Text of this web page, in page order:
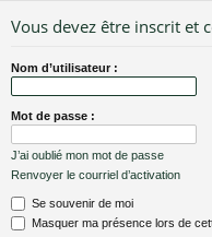
s
Vous devez être inscrit et
Nom d’utilisateur :
Mot de passe :
J’ai oublié mon mot de passe
Renvoyer le courriel d’activation
Se souvenir de moi
Masquer ma présence lors de